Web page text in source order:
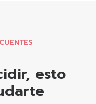
esto